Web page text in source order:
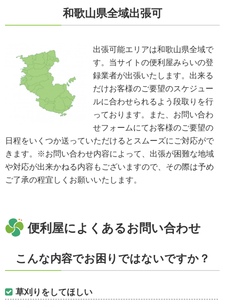
和歌山県全域出張可
出張可能エリアは和歌山県全域で
す。当サイトの便利屋みらいの登
録業者が出張いたします。出来る
だけお客様のご要望のスケジュー
ルに合わせられるよう段取りを行
っております。また、お問い合わ
せフォームにてお客様のご要望の
日程をいくつか送っていただけるとスムーズにご対応がで
きます。※お問い合わせ内容によって、出張が困難な地域
や対応が出来かねる内容もございますので、その際は予め
ご了承の程宜しくお願いいたします。
便利屋によくあるお問い合わせ
こんな内容でお困りではないですか？
草刈りをしてほしい